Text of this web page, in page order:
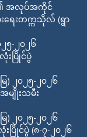
၏ အလုပ်အကိုင်
ရေးတက္ကသိုလ် (ရွာ
၅-၂၀၂၆
းပြိုင်ပွဲ
) ၂၀၂၅-၂၀၂၆
မျိုးသမီး
) ၂၀၂၅-၂၀၂၆
ြိုင်ပွဲ (၈-၇-၂၀၂၆